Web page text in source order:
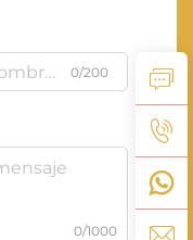
0/200
0/1000